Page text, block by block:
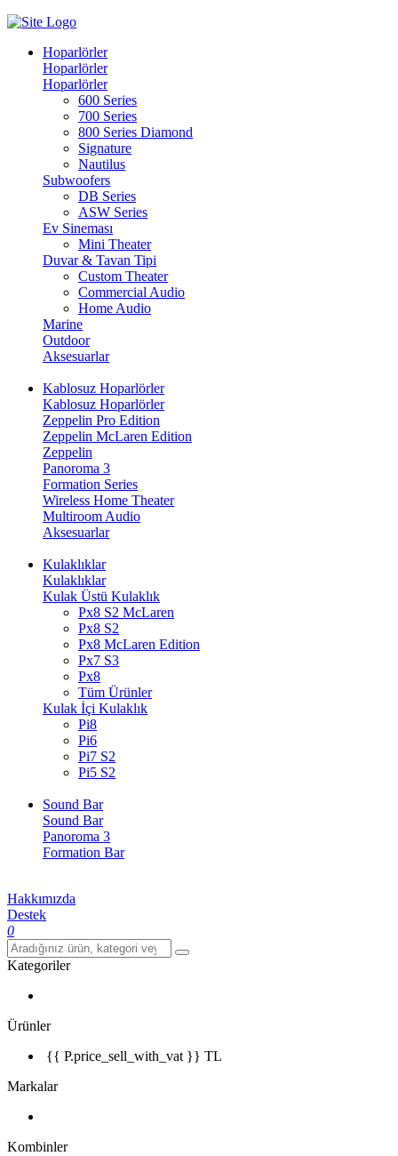
Hoparlörler
Hoparlörler
Hoparlörler
600 Series
700 Series
800 Series Diamond
Signature
Nautilus
Subwoofers
DB Series
ASW Series
Ev Sineması
Mini Theater
Duvar & Tavan Tipi
Custom Theater
Commercial Audio
Home Audio
Marine
Outdoor
Aksesuarlar
Kablosuz Hoparlörler
Kablosuz Hoparlörler
Zeppelin Pro Edition
Zeppelin McLaren Edition
Zeppelin
Panoroma 3
Formation Series
Wireless Home Theater
Multiroom Audio
Aksesuarlar
Kulaklıklar
Kulaklıklar
Kulak Üstü Kulaklık
Px8 S2 McLaren
Px8 S2
Px8 McLaren Edition
Px7 S3
Px8
Tüm Ürünler
Kulak İçi Kulaklık
Pi8
Pi6
Pi7 S2
Pi5 S2
Sound Bar
Sound Bar
Panoroma 3
Formation Bar
Hakkımızda
Destek
0
Kategoriler
Ürünler
{{ P.price_sell_with_vat }} TL
Markalar
Kombinler